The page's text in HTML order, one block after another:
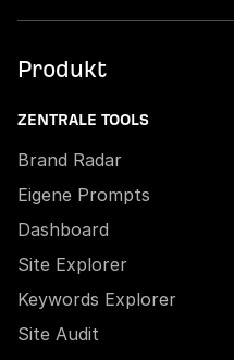
Produkt
ZENTRALE TOOLS
Brand Radar
Eigene Prompts
Dashboard
Site Explorer
Keywords Explorer
Site Audit